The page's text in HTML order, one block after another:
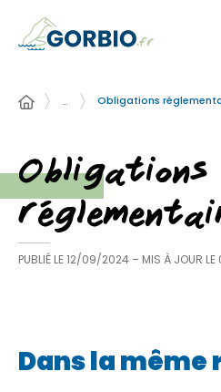
… Obligations
Obligations
PUBLIÉ LE12/09/2024 – MIS À JOUR LE
Dans la même